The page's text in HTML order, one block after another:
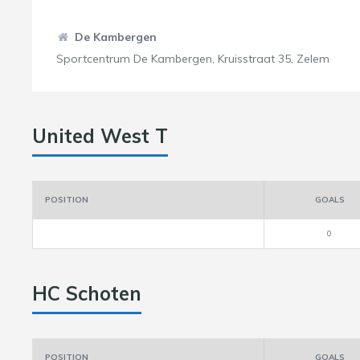
De Kambergen
Sportcentrum De Kambergen, Kruisstraat 35, Zelem
United West T
POSITION GOALS
0
HC Schoten
POSITION GOALS